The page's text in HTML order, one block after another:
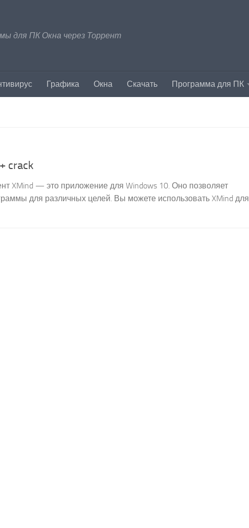
для ПК Окна через Торрент
Графика Окна Скачать Программа для ПК
crack
XMind — это приложение для Windows 10. Оно позволяет
для различных целей. Вы можете использовать XMind для